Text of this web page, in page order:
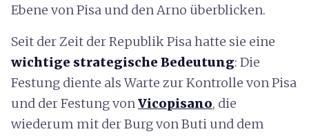
Ebene von Pisa und den Arno überblicken.
Seit der Zeit der Republik Pisa hatte sie eine
wichtige strategische Bedeutung: Die
Festung diente als Warte zur Kontrolle von Pisa
und der Festung vonVicopisano, die
wiederum mit der Burg von Buti und dem